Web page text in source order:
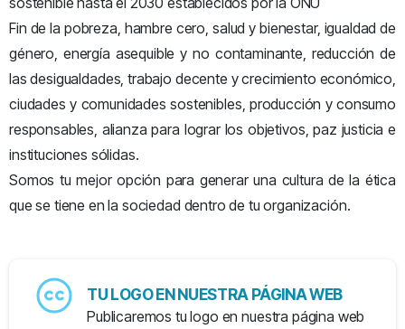
Fin de la pobreza, hambre cero, salud y bienestar, igualdad de
género, energía asequible y no contaminante, reducción de
las desigualdades, trabajo decente y crecimiento económico,
ciudades y comunidades sostenibles, producción y consumo
responsables, alianza para lograr los objetivos, paz justicia e
instituciones sólidas.
Somos tu mejor opción para generar una cultura de la ética
que se tiene en la sociedad dentro de tu organización.
TU LOGO EN NUESTRA PÁGINA WEB
Publicaremos tu logo en nuestra página web